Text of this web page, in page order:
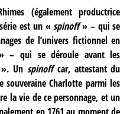
(également productrice
est un «spinoff» – qui se
de l’univers fictionnel en
qui se déroule avant les
Un spinoffcar, attestant du
souveraine Charlotte parmi les
la vie de ce personnage, et un